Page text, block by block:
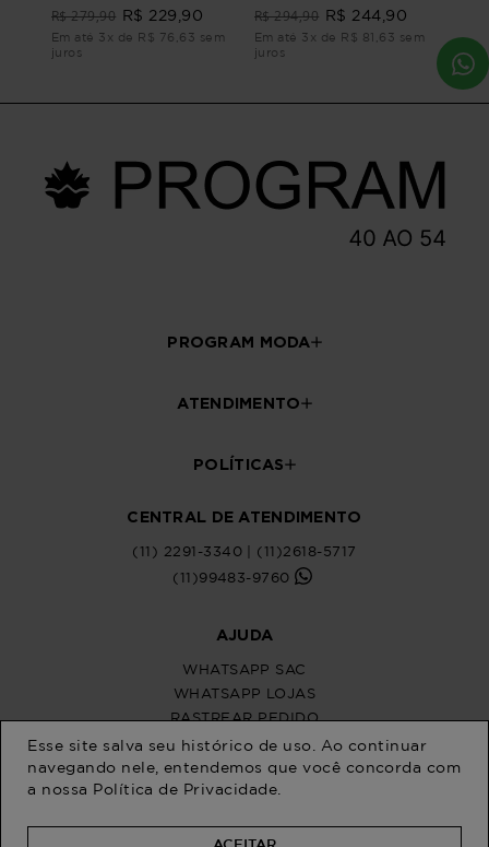
R$ 279,90 R$ 229,90
Em até 3x de R$ 76,63 sem
juros
R$ 294,90 R$ 244,90
Em até 3x de R$ 81,63 sem
juros
Esse site salva seu histórico de uso. Ao continuar
navegando nele, entendemos que você concorda com
a nossa Política de Privacidade
ACEITAR